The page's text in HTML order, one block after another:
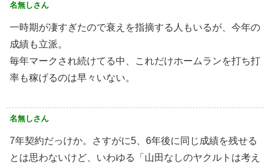
名無しさん
一時期が凄すぎたので衰えを指摘する人もいるが、今年の
成績も立派。
毎年マークされ続けてる中、これだけホームランを打ち打
率も稼げるのは早々いない。
名無しさん
7年契約だっけか。さすがに5、6年後に同じ成績を残せる
とは思わないけど、いわゆる「山田なしのヤクルトは考え